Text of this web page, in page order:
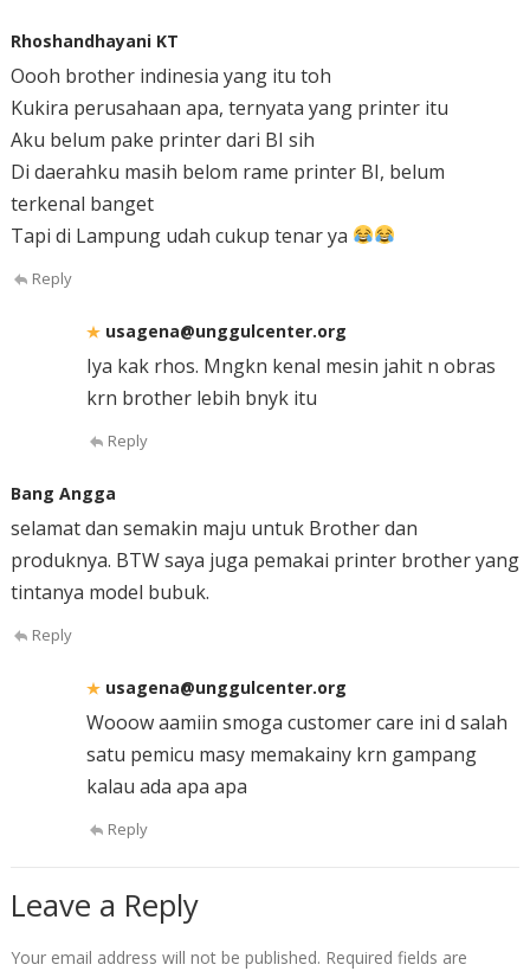
Rhoshandhayani KT
Oooh brother indinesia yang itu toh
Kukira perusahaan apa, ternyata yang printer itu
Aku belum pake printer dari BI sih
Di daerahku masih belom rame printer BI, belum
terkenal banget
Tapi di Lampung udah cukup tenar ya
Reply
usagena@unggulcenter.org
Iya kak rhos. Mngkn kenal mesin jahit n obras
krn brother lebih bnyk itu
Reply
Bang Angga
selamat dan semakin maju untuk Brother dan
produknya. BTW saya juga pemakai printer brother yang
tintanya model bubuk.
Reply
usagena@unggulcenter.org
Wooow aamiin smoga customer care ini d salah
satu pemicu masy memakainy krn gampang
kalau ada apa apa
Reply
Leave a Reply
Your email address will not be published. Required fields are